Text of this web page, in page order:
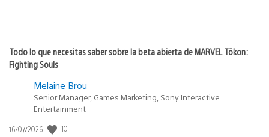
Todo lo que necesitas saber sobre la beta abierta de MARVEL Tōkon:
Fighting Souls
Melaine Brou
Senior Manager, Games Marketing, Sony Interactive
Entertainment
Fecha
16/07/2026 10